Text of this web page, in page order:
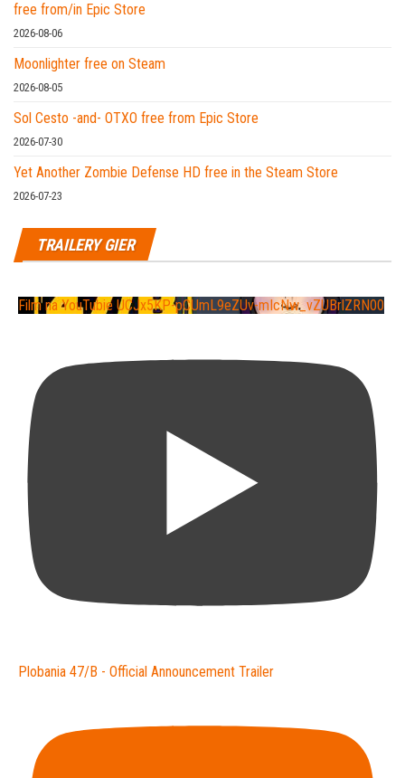
free from/in Epic Store
2026-08-06
Moonlighter free on Steam
2026-08-05
Sol Cesto -and- OTXO free from Epic Store
2026-07-30
Yet Another Zombie Defense HD free in the Steam Store
2026-07-23
TRAILERY GIER
Film na YouTubie UCJx5KP-pCUmL9eZUv-mIcNw_vZUBrlZRN00
Plobania 47/B - Official Announcement Trailer